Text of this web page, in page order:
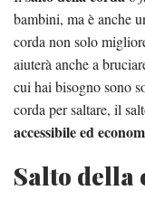
bambini, ma è anche
corda non solo
aiuterà anche a
cui hai bisogno sono
corda per saltare, il
accessibile ed
Salto della